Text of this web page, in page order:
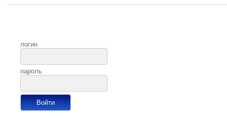
логин
пароль